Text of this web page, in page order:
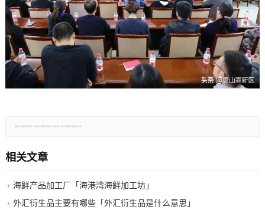
郑重声明：本文版权归原作者所有，转载文章仅为传播更多信息之目的，如有侵权行为，请第一时间联系我们修改或删除，多谢。
相关文章
海鲜产品加工厂「海港湾海鲜加工坊」
外汇衍生品主要有哪些「外汇衍生品是什么意思」